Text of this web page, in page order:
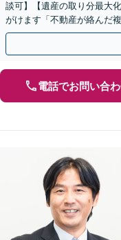
談可】【遺産の取り分最大
がけます「不動産が絡んだ
執行／事業承継など、お任
電話でお問い合